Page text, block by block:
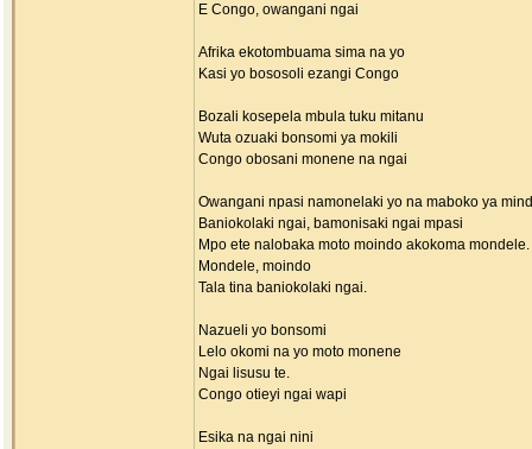
E Congo, owangani ngai
Afrika ekotombuama sima na yo
Kasi yo bososoli ezangi Congo
Bozali kosepela mbula tuku mitanu
Wuta ozuaki bonsomi ya mokili
Congo obosani monene na ngai
Owangani npasi namonelaki yo na maboko ya
Baniokolaki ngai, bamonisaki ngai mpasi
Mpo ete nalobaka moto moindo akokoma mondele.
Mondele, moindo
Tala tina baniokolaki ngai.
Nazueli yo bonsomi
Lelo okomi na yo moto monene
Ngai lisusu te.
Congo otieyi ngai wapi
Esika na ngai nini